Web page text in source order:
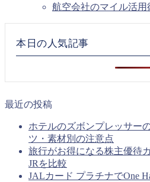
航空会社のマイル活用
本日の人気記事
最近の投稿
ホテルのズボンプレッサー
ツ・素材別の注意点
旅行がお得になる株主優待
JRを比較
JALカード プラチナでOne